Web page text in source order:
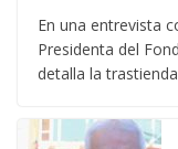
En una entrevista
Presidenta del
detalla la trastienda